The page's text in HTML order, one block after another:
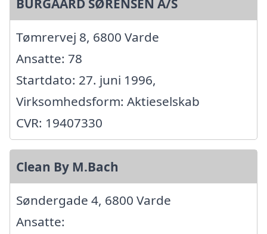
BURGAARD SØRENSEN A/S
Tømrervej 8, 6800 Varde
Ansatte: 78
Startdato: 27. juni 1996,
Virksomhedsform: Aktieselskab
CVR: 19407330
Clean By M.Bach
Søndergade 4, 6800 Varde
Ansatte: